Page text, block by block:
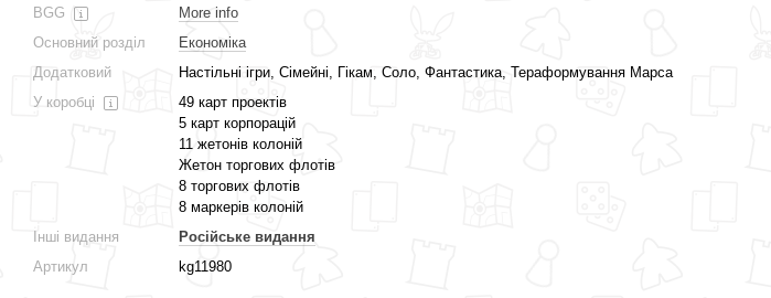
BGG
More info
Основний розділ
Економіка
Додатковий
Настільні ігри, Сімейні, Гікам, Соло, Фантастика, Тераформування Марса
У коробці
49 карт проектів
5 карт корпорацій
11 жетонів колоній
Жетон торгових флотів
8 торгових флотів
8 маркерів колоній
Інші видання
Російське видання
Артикул
kg11980